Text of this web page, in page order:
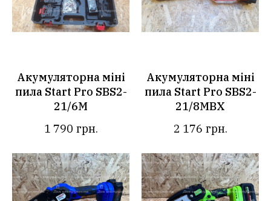
Акумуляторна міні
пила Start Pro SBS2-
21/6М
1 790 грн.
Акумуляторна міні
пила Start Pro SBS2-
21/8MBX
2 176 грн.